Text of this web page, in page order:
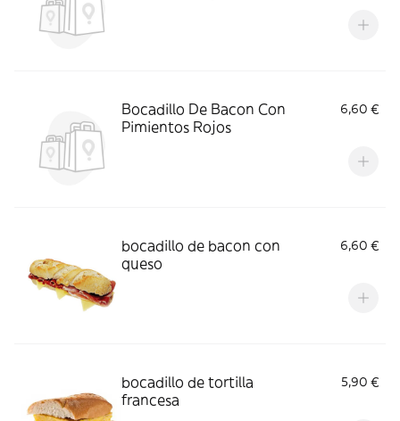
Bocadillo De Bacon Con
Pimientos Rojos
6,60 €
bocadillo de bacon con
queso
6,60 €
bocadillo de tortilla
francesa
5,90 €